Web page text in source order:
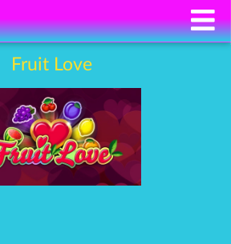
Fruit Love